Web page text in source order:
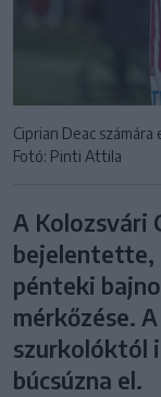
Ciprian Deac
Fotó: Pinti Attila
A Kolozsvári
bejelentette,
pénteki
mérkőzése.
szurkolóktól
búcsúzna el.